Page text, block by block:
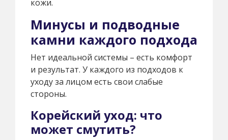
кожи.
Минусы и подводные
камни каждого подхода
Нет идеальной системы – есть комфорт
и результат. У каждого из подходов к
уходу за лицом есть свои слабые
стороны.
Корейский уход: что
может смутить?